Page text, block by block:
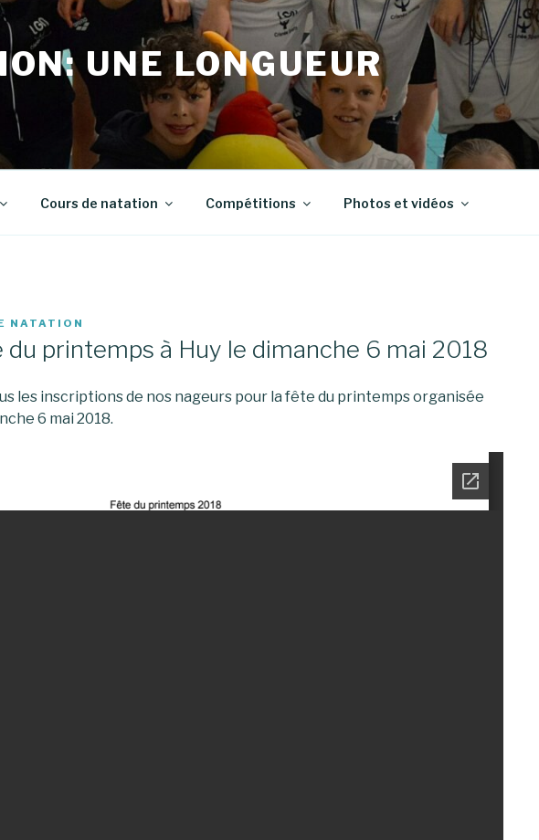
UNE LONGUEUR
Cours de natation Compétitions Photos et vidéos
NATATION
printemps à Huy le dimanche 6 mai 2018
les inscriptions de nos nageurs pour la fête du printemps organisée
6 mai 2018.